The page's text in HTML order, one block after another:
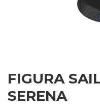
FIGURA
SERENA